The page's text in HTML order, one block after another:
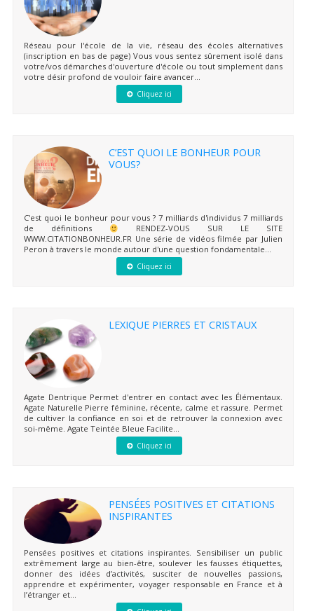
Réseau pour l'école de la vie, réseau des écoles alternatives
(inscription en bas de page) Vous vous sentez sûrement isolé dans
votre/vos démarches d'ouverture d'école ou tout simplement dans
votre désir profond de vouloir faire avancer...
Cliquez ici
C’EST QUOI LE BONHEUR POUR
VOUS?
C'est quoi le bonheur pour vous ? 7 milliards d'individus 7 milliards
de définitions
RENDEZ-VOUS SUR LE SITE
WWW.CITATIONBONHEUR.FR Une série de vidéos filmée par Julien
Peron à travers le monde autour d'une question fondamentale...
Cliquez ici
LEXIQUE PIERRES ET CRISTAUX
Agate Dentrique Permet d'entrer en contact avec les Élémentaux.
Agate Naturelle Pierre féminine, récente, calme et rassure. Permet
de cultiver la confiance en soi et de retrouver la connexion avec
soi-même. Agate Teintée Bleue Facilite...
Cliquez ici
PENSÉES POSITIVES ET CITATIONS
INSPIRANTES
Pensées positives et citations inspirantes. Sensibiliser un public
extrêmement large au bien-être, soulever les fausses étiquettes,
donner des idées d’activités, susciter de nouvelles passions,
apprendre et expérimenter, voyager responsable en France et à
l’étranger et...